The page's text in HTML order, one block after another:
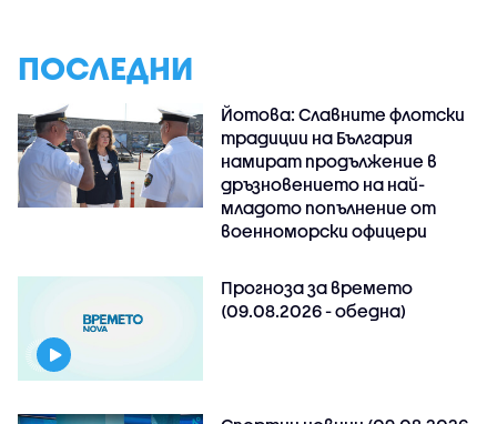
ПОСЛЕДНИ
Йотова: Славните флотски
традиции на България
намират продължение в
дръзновението на най-
младото попълнение от
военноморски офицери
Прогноза за времето
(09.08.2026 - обедна)